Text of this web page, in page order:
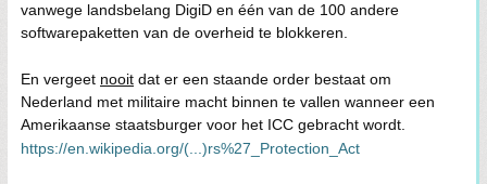
vanwege landsbelang DigiD en één van de 100 andere
softwarepaketten van de overheid te blokkeren.
En vergeet nooit dat er een staande order bestaat om
Nederland met militaire macht binnen te vallen wanneer een
Amerikaanse staatsburger voor het ICC gebracht wordt.
https://en.wikipedia.org/(...)rs%27_Protection_Act